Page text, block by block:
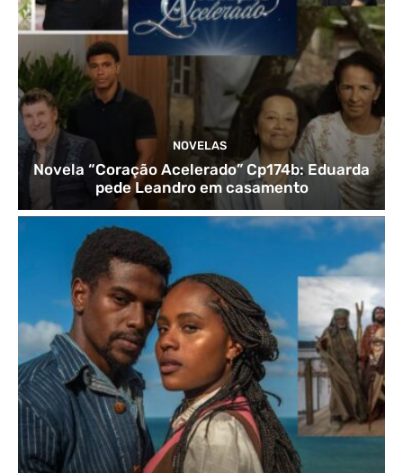
NOVELAS
Novela “Coração Acelerado” Cp174b: Eduarda
pede Leandro em casamento